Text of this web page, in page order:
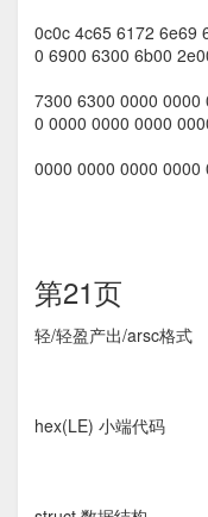
0c0c 4c65 6172 6e69
0 6900 6300 6b00
7300 6300 0000
0 0000 0000 0000
0000 0000 0000
第21页
轻/轻盈产出/arsc格式
hex(LE) 小端代码